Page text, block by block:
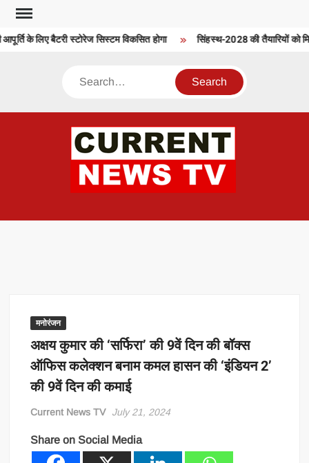
Skip
contentके लिए बैटरी स्टोरेज सिस्टम विकसित होगा सिंहस्थ-2028 की तैयारियों को
Search
मनोरंजन
अक्षय कुमार की ‘सर्फिरा’ की 9वें दिन की बॉक्स
ऑफिस कलेक्शन बनाम कमल हासन की ‘इंडियन 2’
की 9वें दिन की कमाई
Current News TV July 21, 2024
Share on Social Media